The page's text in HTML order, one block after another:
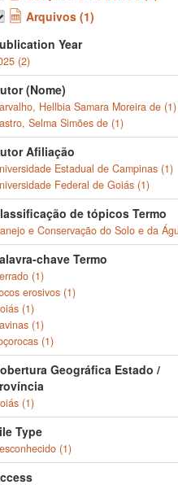
Arquivos (1)
Year
(2)
(Nome)
Hellbia Samara Moreira de (1)
Selma Simões de (1)
Afiliação
Estadual de Campinas (1)
Federal de Goiás (1)
de tópicos Termo
e Conservação do Solo e da
chave Termo
(1)
erosivos (1)
(1)
(1)
(1)
Geográfica Estado /
(1)
Type
(1)